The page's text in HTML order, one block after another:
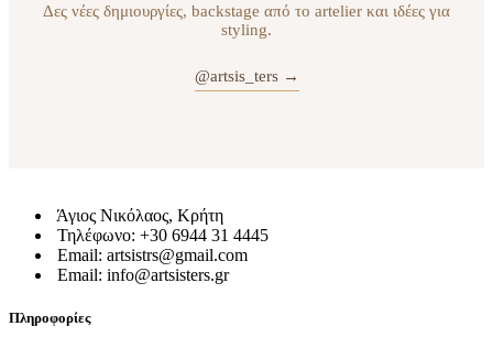
Δες νέες δημιουργίες, backstage από το artelier και ιδέες για
styling.
@artsis_ters →
Άγιος Νικόλαος, Κρήτη
Τηλέφωνο: +30 6944 31 4445
Email: artsistrs@gmail.com
Email: info@artsisters.gr
Πληροφορίες